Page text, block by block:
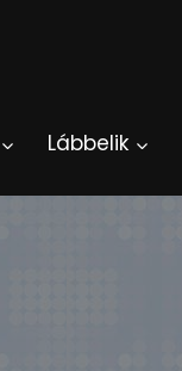
Lábbelik